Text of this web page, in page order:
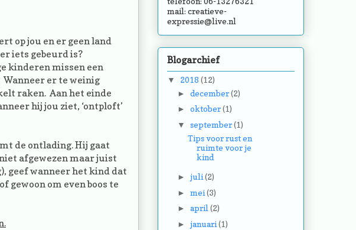
op jou en er geen land
iets gebeurd is?
kinderen missen een
er te weinig
raken. Aan het einde
hij jou ziet, ‘ontploft’
de ontlading. Hij gaat
afgewezen maar juist
geef wanneer het kind dat
gewoon om even boos te
mail: creatieve-
expressie@live.nl
Blogarchief
▼ 2018 (12)
► december(2)
► oktober(1)
▼ september(1)
Tips voor rust en
ruimte voor je
kind
► juli(2)
► mei (3)
► april(2)
► januari (1)